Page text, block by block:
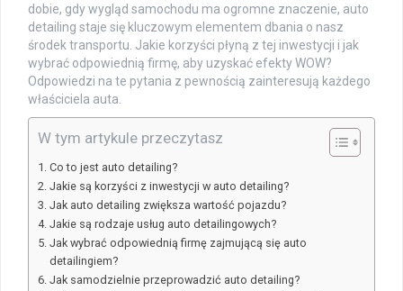
dobie, gdy wygląd samochodu ma ogromne znaczenie, auto
detailing staje się kluczowym elementem dbania o nasz
środek transportu. Jakie korzyści płyną z tej inwestycji i jak
wybrać odpowiednią firmę, aby uzyskać efekty WOW?
Odpowiedzi na te pytania z pewnością zainteresują każdego
właściciela auta.
W tym artykule przeczytasz
Co to jest auto detailing?
Jakie są korzyści z inwestycji w auto detailing?
Jak auto detailing zwiększa wartość pojazdu?
Jakie są rodzaje usług auto detailingowych?
Jak wybrać odpowiednią firmę zajmującą się auto
detailingiem?
Jak samodzielnie przeprowadzić auto detailing?